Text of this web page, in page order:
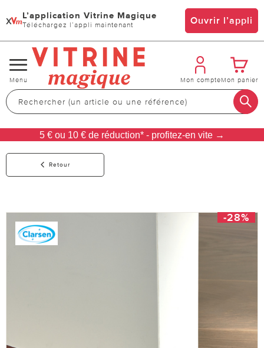
x L’application Vitrine Magique
Téléchargez l’appli maintenant Ouvrir l’appli
Changer
de
navigation
Menu Mon compteMon panier
5 € ou 10 € de réduction* - profitez-en vite →
Retour
-28%